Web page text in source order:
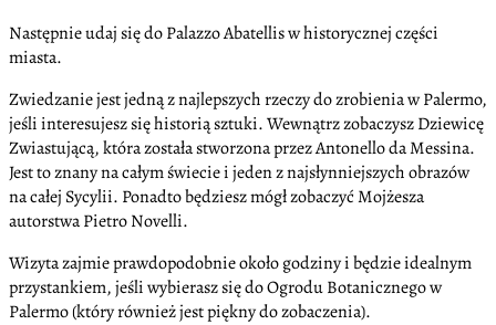
Następnie udaj się do Palazzo Abatellis w historycznej części
miasta.
Zwiedzanie jest jedną z najlepszych rzeczy do zrobienia w Palermo,
jeśli interesujesz się historią sztuki. Wewnątrz zobaczysz Dziewicę
Zwiastującą, która została stworzona przez Antonello da Messina.
Jest to znany na całym świecie i jeden z najsłynniejszych obrazów
na całej Sycylii. Ponadto będziesz mógł zobaczyć Mojżesza
autorstwa Pietro Novelli.
Wizyta zajmie prawdopodobnie około godziny i będzie idealnym
przystankiem, jeśli wybierasz się do Ogrodu Botanicznego w
Palermo (który również jest piękny do zobaczenia).